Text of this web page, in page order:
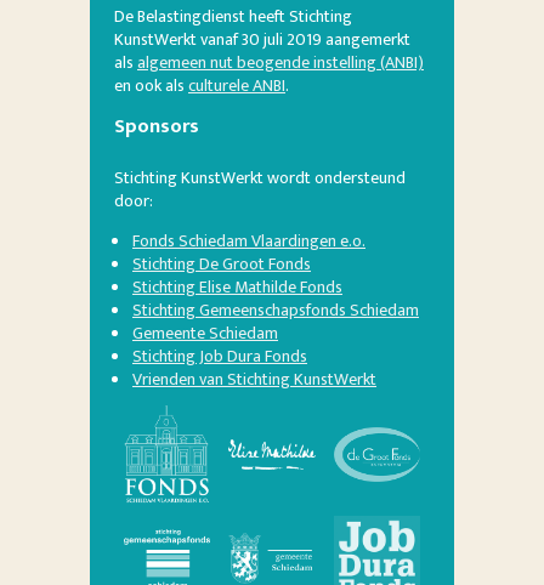
De Belastingdienst heeft Stichting
KunstWerkt vanaf 30 juli 2019 aangemerkt
alsalgemeen nut beogende instelling (ANBI)
en ook alsculturele ANBI.
Sponsors
Stichting KunstWerkt wordt ondersteund
door:
Fonds Schiedam Vlaardingen e.o.
Stichting De Groot Fonds
Stichting Elise Mathilde Fonds
Stichting Gemeenschapsfonds Schiedam
Gemeente Schiedam
Stichting Job Dura Fonds
Vrienden van Stichting KunstWerkt